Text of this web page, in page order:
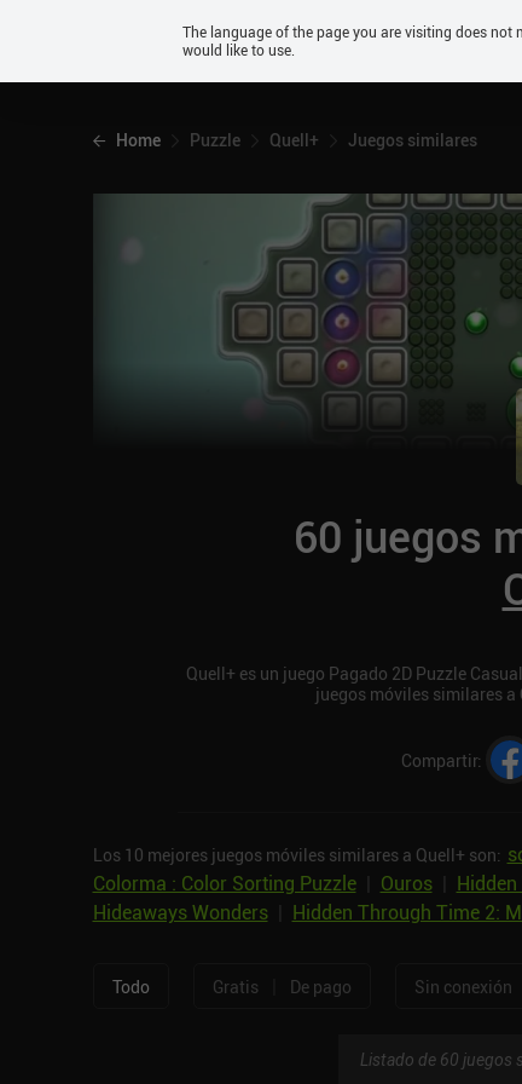
Android
Home Puzzle Quell+ Juegos similares
60 juegos
Quell+ es un juego Pagado 2D Puzzle
juegos móviles similares a
Compartir:
Los 10 mejores juegos móviles similares a Quell+ son:
Colorma : Color Sorting Puzzle| Ouros|
Hideaways Wonders| Hidden Through Time 2:
Todo Gratis De pago Sin conexión
Listado de 60 juegos
The language of the page you are visiting does not
would like to use.